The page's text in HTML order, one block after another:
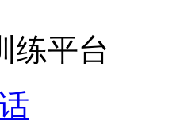
练平台